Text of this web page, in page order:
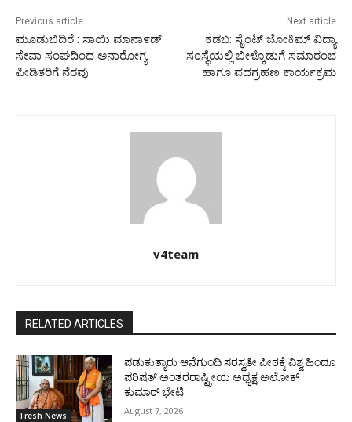
Previous article
ಮೂಡುಬಿದಿರೆ : ಸಾಯಿ ಮಾನಾ೯ಡ್
ಸೇವಾ ಸಂಘದಿಂದ ಅನಾರೋಗ್ಯ
ಪೀಡಿತರಿಗೆ ನೆರವು
Next article
ಕಡಬ: ಸೈಂಟ್ ಜೋಕಿಮ್ ವಿದ್ಯಾ
ಸಂಸ್ಥೆಯಲ್ಲಿ ಬೀಳ್ಕೊಡುಗೆ ಸಮಾರಂಭ
ಹಾಗೂ ಪದಗ್ರಹಣ ಕಾರ್ಯಕ್ರಮ
v4team
RELATED ARTICLES
Fresh News
ಪಡುಕುತ್ಯಾರು ಆನೆಗುಂದಿ ಸರಸ್ವತೀ ಪೀಠಕ್ಕೆ ವಿಶ್ವ ಹಿಂದೂ
ಪರಿಷತ್ ಅಂತರರಾಷ್ಟ್ರೀಯ ಅಧ್ಯಕ್ಷ ಅಲೋಕ್
ಕುಮಾರ್ ಭೇಟಿ
August 7, 2026